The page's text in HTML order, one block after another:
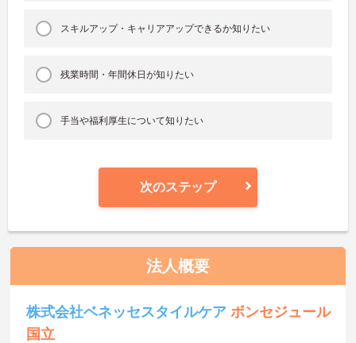
スキルアップ・キャリアアップできるか知りたい
残業時間・年間休日が知りたい
手当や福利厚生について知りたい
次のステップ
法人概要
株式会社ベネッセスタイルケアボンセジュール
国立